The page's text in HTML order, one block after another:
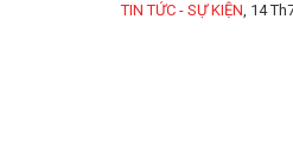
TIN TỨC - SỰ KIỆN, 14